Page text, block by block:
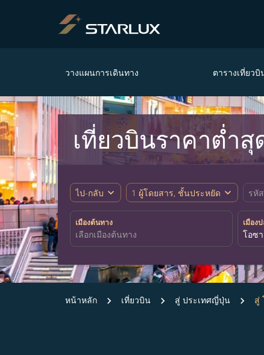
วางแผนการเดินทาง ตารางเที่ยวบิ
เที่ยวบินราคาต่ำสุ
ไป-กลับ expand_more 1 ผู้โดยสาร, ชั้นประหยัด expand_more รหั
เมืองต้นทาง เมือง
หน้าหลัก เที่ยวบิน สู่ ประเทศญี่ปุ่น สู่